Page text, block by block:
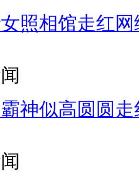
照相馆走红网
神似高圆圆走